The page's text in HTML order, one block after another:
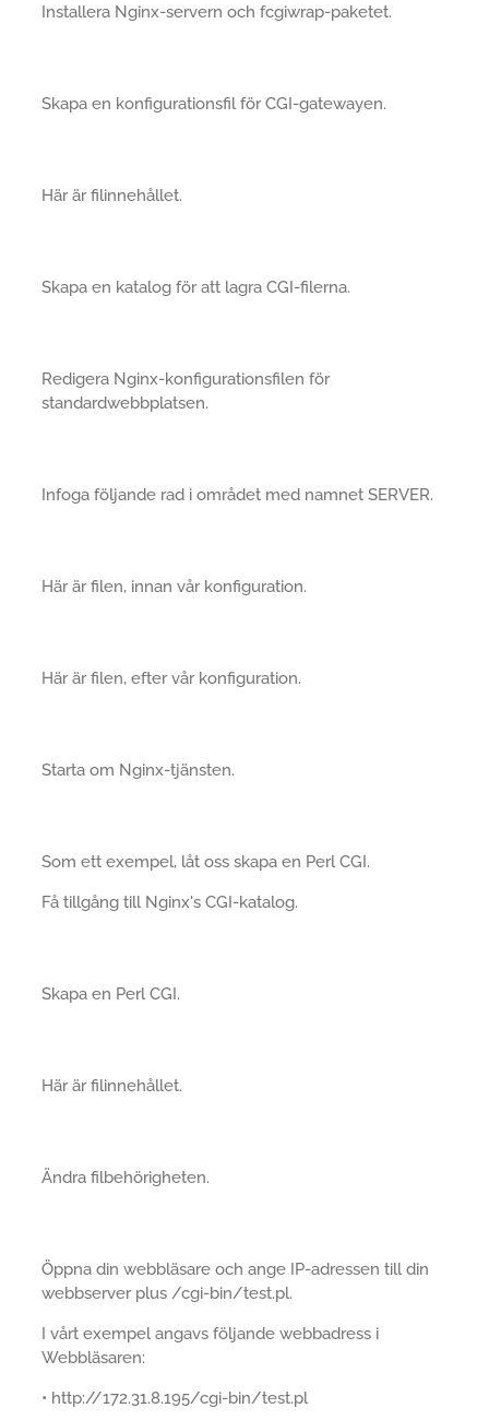
Installera Nginx-servern och fcgiwrap-paketet.
Skapa en konfigurationsfil för CGI-gatewayen.
Här är filinnehållet.
Skapa en katalog för att lagra CGI-filerna.
Redigera Nginx-konfigurationsfilen för
standardwebbplatsen.
Infoga följande rad i området med namnet SERVER.
Här är filen, innan vår konfiguration.
Här är filen, efter vår konfiguration.
Starta om Nginx-tjänsten.
Som ett exempel, låt oss skapa en Perl CGI.
Få tillgång till Nginx's CGI-katalog.
Skapa en Perl CGI.
Här är filinnehållet.
Ändra filbehörigheten.
Öppna din webbläsare och ange IP-adressen till din
webbserver plus /cgi-bin/test.pl.
I vårt exempel angavs följande webbadress i
Webbläsaren:
• http://172.31.8.195/cgi-bin/test.pl